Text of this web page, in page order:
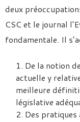
deux
CSC et le journal
fondamentale. Il
De la notion
actuelle y
meilleure
législative
Des